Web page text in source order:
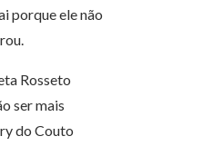
porque ele não
Rosseto
ser mais
do Couto